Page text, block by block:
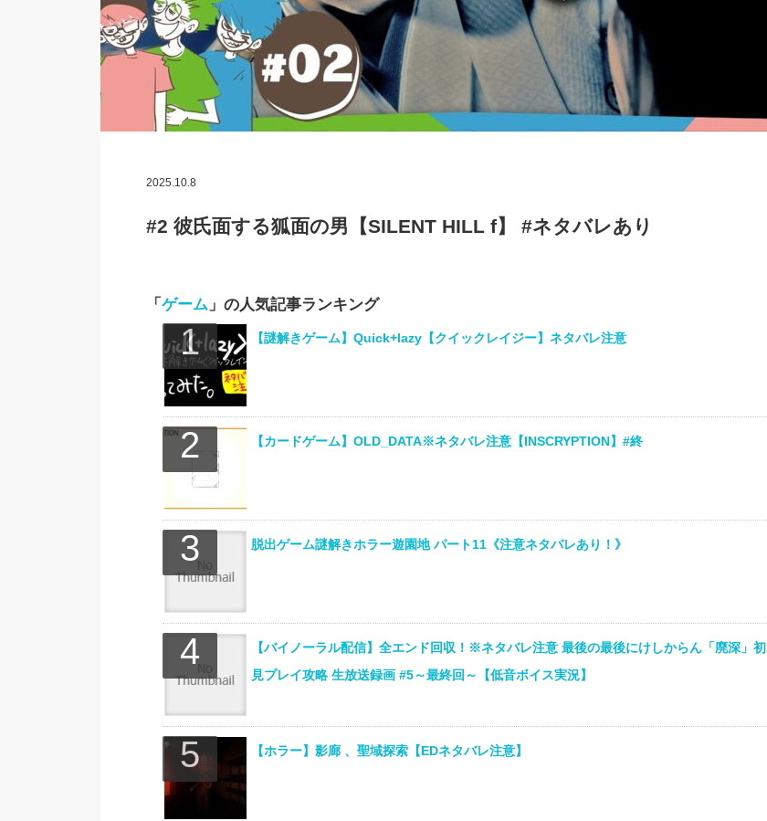
2025.10.8
#2 彼氏面する狐面の男【SILENT HILL f】 #ネタバレあり
「 ゲーム」の人気記事ランキング
【謎解きゲーム】Quick+lazy【クイックレイジー】ネタバレ注意
【カードゲーム】OLD_DATA※ネタバレ注意【INSCRYPTION】#終
脱出ゲーム謎解きホラー遊園地 パート11《注意ネタバレあり！》
【バイノーラル配信】全エンド回収！※ネタバレ注意 最後の最後にけしからん「廃深」初
見プレイ攻略 生放送録画 #5～最終回～【低音ボイス実況】
【ホラー】影廊 、聖域探索【EDネタバレ注意】